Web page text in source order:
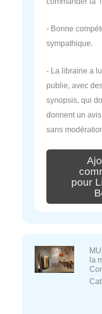
- Bonne
sympathique.
- La librairie a
publie, avec
synopsis, qui
donnent un
sans
pour
la